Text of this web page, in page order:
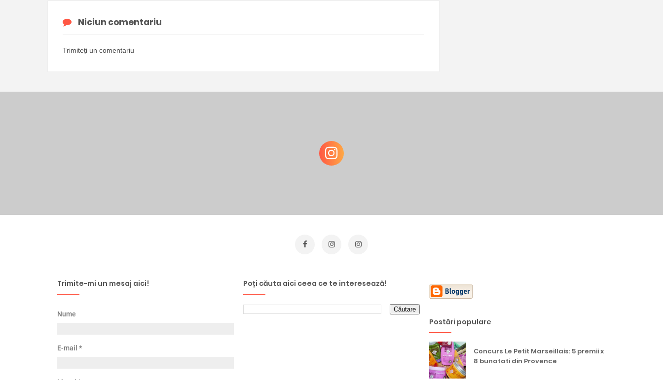
Niciun comentariu
Trimiteți un comentariu
Trimite-mi un mesaj aici!
Nume
E-mail *
Poți căuta aici ceea ce te interesează!
Postări populare
Concurs Le Petit Marseillais: 5 premii x
8 bunatati din Provence